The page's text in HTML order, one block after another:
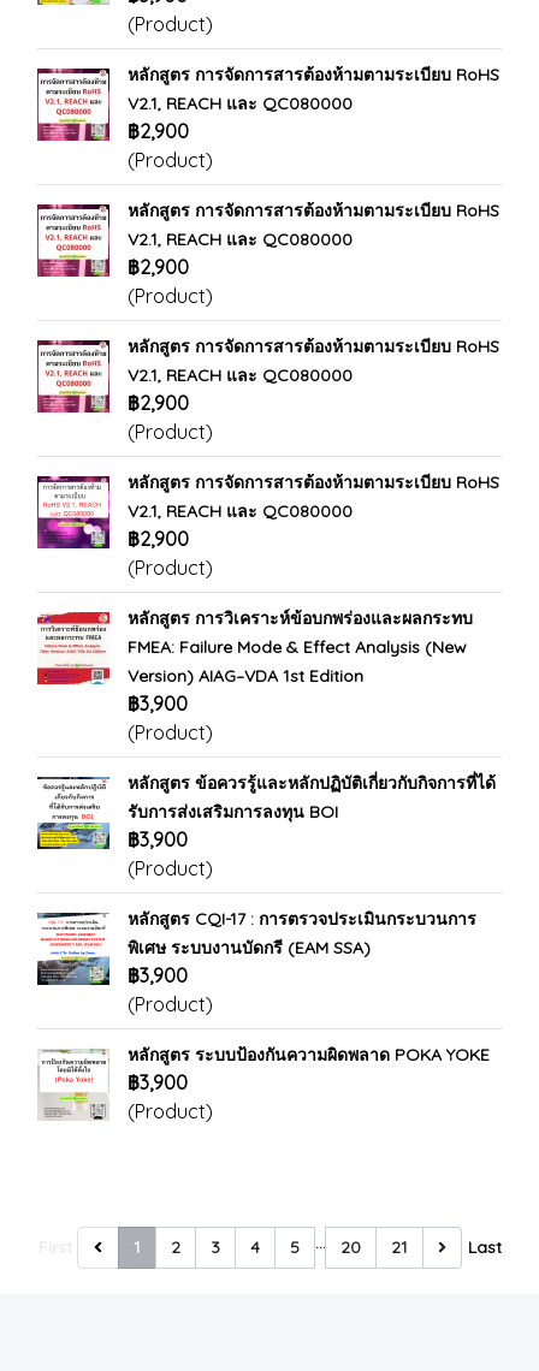
(Product)
หลักสูตร การจัดการสารต้องห้ามตามระเบียบ RoHS
V2.1, REACH และ QC080000
฿2,900
(Product)
หลักสูตร การจัดการสารต้องห้ามตามระเบียบ RoHS
V2.1, REACH และ QC080000
฿2,900
(Product)
หลักสูตร การจัดการสารต้องห้ามตามระเบียบ RoHS
V2.1, REACH และ QC080000
฿2,900
(Product)
หลักสูตร การจัดการสารต้องห้ามตามระเบียบ RoHS
V2.1, REACH และ QC080000
฿2,900
(Product)
หลักสูตร การวิเคราะห์ข้อบกพร่องและผลกระทบ
FMEA: Failure Mode & Effect Analysis (New
Version) AIAG–VDA 1st Edition
฿3,900
(Product)
หลักสูตร ข้อควรรู้และหลักปฏิบัติเกี่ยวกับกิจการที่ได้
รับการส่งเสริมการลงทุน BOI
฿3,900
(Product)
หลักสูตร CQI-17 : การตรวจประเมินกระบวนการ
พิเศษ ระบบงานบัดกรี (EAM SSA)
฿3,900
(Product)
หลักสูตร ระบบป้องกันความผิดพลาด POKA YOKE
฿3,900
(Product)
1 2 3 4 5 … 20 21 Last